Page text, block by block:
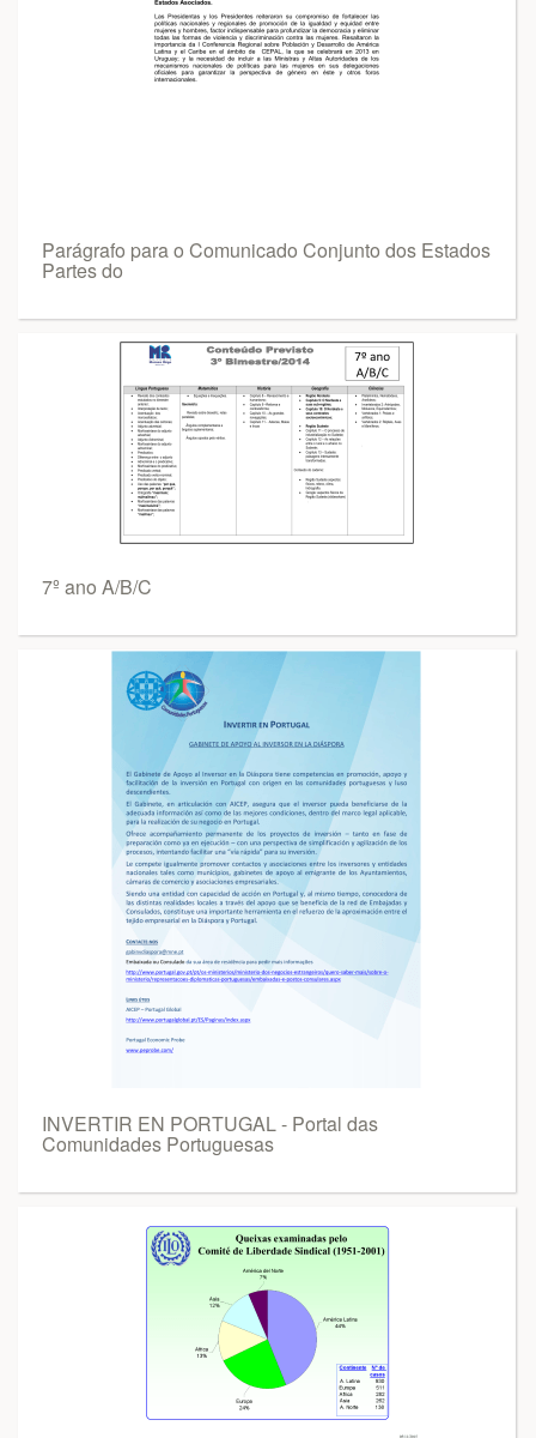
Parágrafo para o Comunicado Conjunto dos Estados
Partes do
7º ano A/B/C
INVERTIR EN PORTUGAL - Portal das
Comunidades Portuguesas